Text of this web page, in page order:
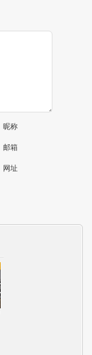
昵称
邮箱
网址